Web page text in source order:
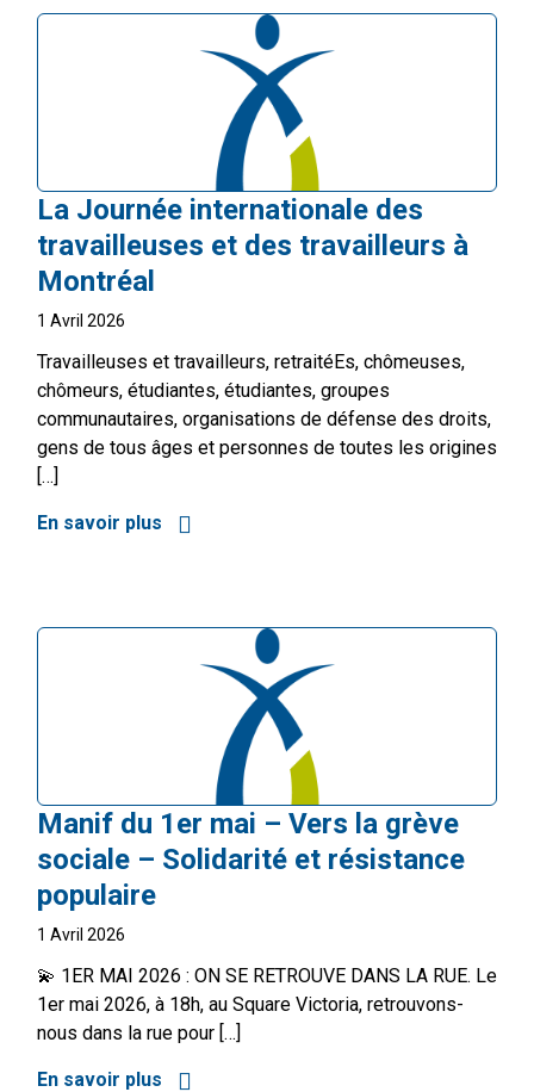
La Journée internationale des
travailleuses et des travailleurs à
Montréal
1 Avril 2026
Travailleuses et travailleurs, retraitéEs, chômeuses,
chômeurs, étudiantes, étudiantes, groupes
communautaires, organisations de défense des droits,
gens de tous âges et personnes de toutes les origines
[…]
En savoir plus à propos de La Journée internationale
Manif du 1er mai – Vers la grève
sociale – Solidarité et résistance
populaire
1 Avril 2026
💫 1ER MAI 2026 : ON SE RETROUVE DANS LA RUE. Le
1er mai 2026, à 18h, au Square Victoria, retrouvons-
nous dans la rue pour […]
En savoir plus à propos de Manif du 1er mai – Vers la